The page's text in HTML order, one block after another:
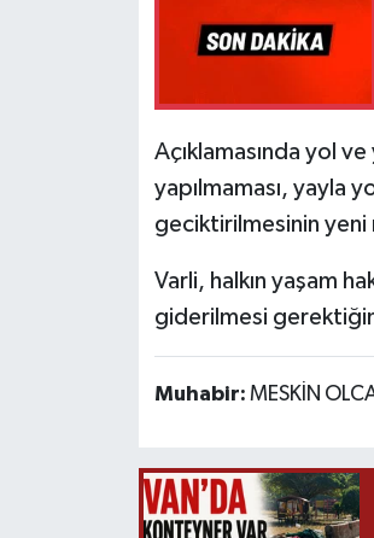
Açıklamasında yol
yapılmaması, yayla
geciktirilmesinin yeni
Varli, halkın yaşam
giderilmesi
Muhabir: MESKİN